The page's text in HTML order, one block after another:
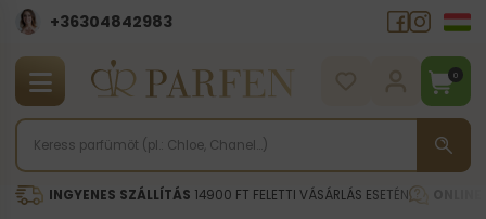
+36304842983
0
INGYENES SZÁLLÍTÁS 14900 FT FELETTI VÁSÁRLÁS ESETÉN